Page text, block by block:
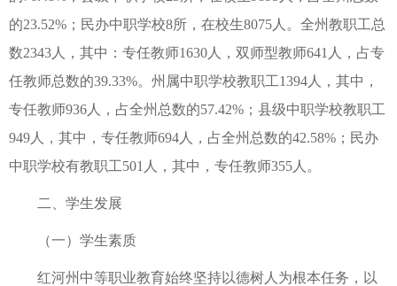
的23.52%；民办中职学校8所，在校生8075人。全州教职工总
数2343人，其中：专任教师1630人，双师型教师641人，占专
任教师总数的39.33%。州属中职学校教职工1394人，其中，
专任教师936人，占全州总数的57.42%；县级中职学校教职工
949人，其中，专任教师694人，占全州总数的42.58%；民办
中职学校有教职工501人，其中，专任教师355人。
二、学生发展
（一）学生素质
红河州中等职业教育始终坚持以德树人为根本任务，以